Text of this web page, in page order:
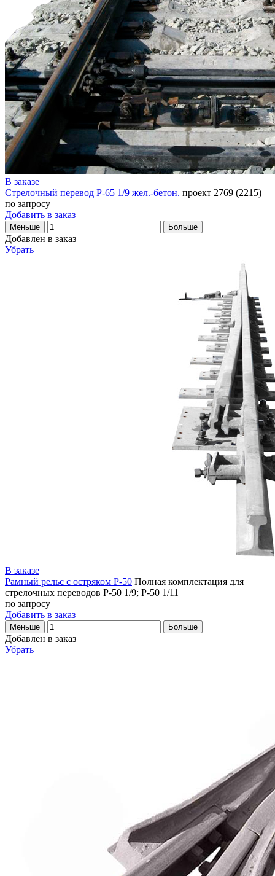
В заказе
Стрелочный перевод Р-65 1/9 жел.-бетон. проект 2769 (2215)
по запросу
Добавить в заказ
Меньше Больше
Добавлен в заказ
Убрать
В заказе
Рамный рельс с остряком Р-50 Полная комплектация для
стрелочных переводов Р-50 1/9; Р-50 1/11
по запросу
Добавить в заказ
Меньше Больше
Добавлен в заказ
Убрать